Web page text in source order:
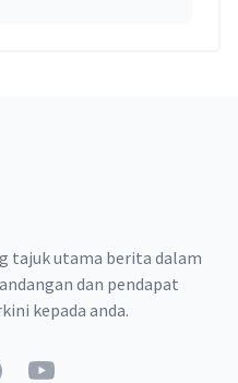
tajuk utama berita dalam
dan pendapat
kepada anda.
YouTube